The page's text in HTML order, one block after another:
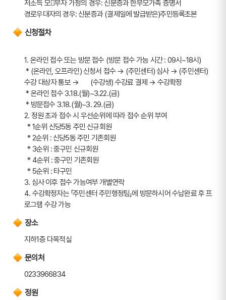
저소득 모부자 가정의 경우: 신분증과 한부모가족 증명서
경로우대자의 경우: 신분증과 (결제일에 발급받은)주민등록초본
신청절차
1. 온라인 접수 또는 방문 접수 (방문 접수 가능 시간 : 09시~18시)
* (온라인, 오프라인) 신청서 접수 → (주민센터) 심사 → (주민센터)
수강 대상자 통보 →       (수강생) 수강료 결제 → 수강확정
* 온라인 접수 3.18.(월)~3.22.(금)
* 방문접수 3.18.(월)~3. 29.(금)
2. 정원 초과 접수 시 우선순위에 따라 접수 순위 부여
  * 1순위 신당5동 주민 신규회원
  * 2순위 : 신당5동 주민 기존회원
  * 3순위 : 중구민 신규회원
  * 4순위 : 중구민 기존회원
  * 5순위 : 타구민
3. 심사 이후 접수 가능여부 개별연락
4. 수강확정자는 「주민센터 주민행정팀」에 방문하시어 수납완료 후 프
로그램 수강 가능
장소
지하1층 다목적실
문의처
0233966834
정원